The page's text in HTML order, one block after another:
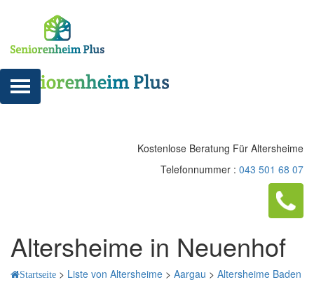
Kostenlose Beratung Für Altersheime
Telefonnummer : 043 501 68 07
Altersheime in Neuenhof
Startseite > Liste von Altersheime > Aargau > Altersheime Baden